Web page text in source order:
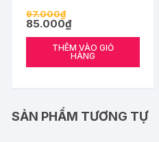
vệ 3 lớp (màu kem sữa)
97.000₫
85.000₫
THÊM VÀO GIỎ
HÀNG
SẢN PHẨM TƯƠNG TỰ